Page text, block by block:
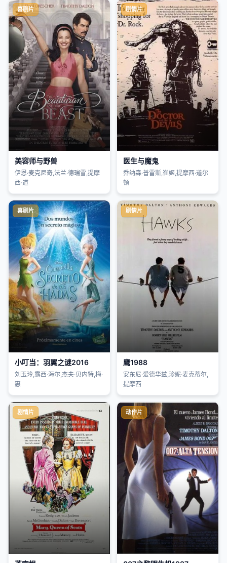
喜剧片
美容师与野兽
伊恩·麦克尼奇,法兰·德瑞雪,提摩
西·道
剧情片
医生与魔鬼
乔纳森·普雷斯,崔姬,提摩西·道尔
顿
喜剧片
小叮当：羽翼之谜2016
刘玉玲,露西·海尔,杰夫·贝内特,梅·
惠
剧情片
鹰1988
安东尼·爱德华兹,珍妮·麦克蒂尔,
提摩西
剧情片 动作片